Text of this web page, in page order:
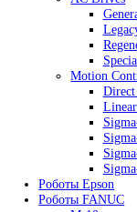
Газовый
Yaskawa
AC
Motion